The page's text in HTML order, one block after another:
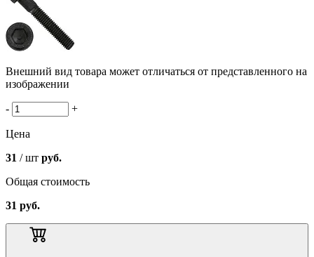
Внешний вид товара может отличаться от представленного на
изображении
- +
Цена
31 / шт руб.
Общая стоимость
31 руб.